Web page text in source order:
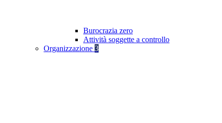
Burocrazia zero
Attività soggette a controllo
Organizzazione 3